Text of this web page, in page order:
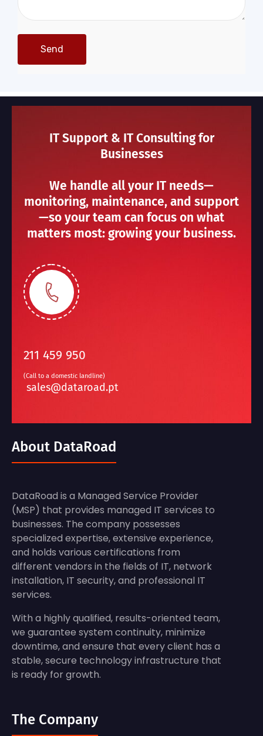
IT Support & IT Consulting for
Businesses
We handle all your IT needs—
monitoring, maintenance, and support
—so your team can focus on what
matters most: growing your business.
211 459 950
(Call to a domestic landline)
sales@dataroad.pt
About DataRoad
DataRoad is a Managed Service Provider
(MSP) that provides managed IT services to
businesses. The company possesses
specialized expertise, extensive experience,
and holds various certifications from
different vendors in the fields of IT, network
installation, IT security, and professional IT
services.
With a highly qualified, results-oriented team,
we guarantee system continuity, minimize
downtime, and ensure that every client has a
stable, secure technology infrastructure that
is ready for growth.
The Company